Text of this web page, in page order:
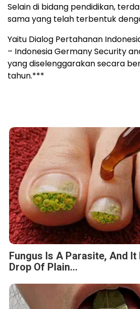
Selain di bidang pendidikan,
sama yang telah terbentuk
Yaitu Dialog Pertahanan
– Indonesia Germany Security
yang diselenggarakan secara
tahun.***
Fungus Is A Parasite, And It
Drop Of Plain...